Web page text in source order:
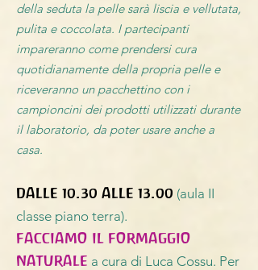
della seduta la pelle sarà liscia e vellutata,
pulita e coccolata. I partecipanti
impareranno come prendersi cura
quotidianamente della propria pelle e
riceveranno un pacchettino con i
campioncini dei prodotti utilizzati durante
il laboratorio, da poter usare anche a
casa.
DALLE 10.30 ALLE 13.00 (aula II
classe piano terra).
FACCIAMO IL FORMAGGIO
NATURALE a cura di Luca Cossu. Per